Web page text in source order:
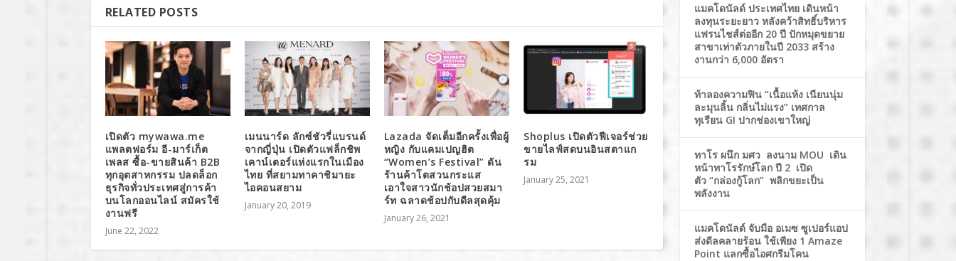
RELATED POSTS
เปิดตัว mywawa.me
แพลตฟอร์ม อี-มาร์เก็ต
เพลส ซื้อ-ขายสินค้า B2B
ทุกอุตสาหกรรม ปลดล็อก
ธุรกิจทั่วประเทศสู่การค้า
บนโลกออนไลน์ สมัครใช้
งานฟรี
June 22, 2022
เมนนาร์ด ลักซ์ชัวรี่แบรนด์
จากญี่ปุ่น เปิดตัวแฟล็กชิพ
เคาน์เตอร์แห่งแรกในเมือง
ไทย ที่สยามทาคาชิมายะ
ไอคอนสยาม
January 20, 2019
Lazada จัดเต็มอีกครั้งเพื่อผู้
หญิง กับแคมเปญฮิต
“Women’s Festival” ดัน
ร้านค้าโตสวนกระแส
เอาใจสาวนักช้อปสวยสมา
ร์ท ฉลาดช้อปกับดีลสุดคุ้ม
January 26, 2021
Shoplus เปิดตัวฟีเจอร์ช่วย
ขายไลฟ์สดบนอินสตาแก
รม
January 25, 2021
แมคโดนัลด์ ประเทศไทย เดินหน้า
ลงทุนระยะยาว หลังคว้าสิทธิ์บริหาร
แฟรนไชส์ต่ออีก 20 ปี ปักหมุดขยาย
สาขาเท่าตัวภายในปี 2033 สร้าง
งานกว่า 6,000 อัตรา
ท้าลองความฟิน “เนื้อแห้ง เนียนนุ่ม
ละมุนลิ้น กลิ่นไม่แรง” เทศกาล
ทุเรียน GI ปากช่องเขาใหญ่
ทาโร ผนึก มศว ลงนาม MOU เดิน
หน้าทาโรรักษ์โลก ปี 2 เปิด
ตัว “กล่องกู้โลก” พลิกขยะเป็น
พลังงาน
แมคโดนัลด์ จับมือ อเมซ ซูเปอร์แอป
ส่งดีลคลายร้อน ใช้เพียง 1 Amaze
Point แลกซื้อไอศกรีมโคน